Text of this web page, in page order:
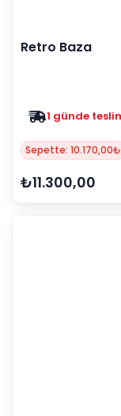
Retro Baza
Zam yok
Sepette: 10.170,00₺
₺11.300,00